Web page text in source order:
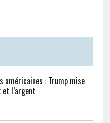
américaines : Trump mise
et l’argent